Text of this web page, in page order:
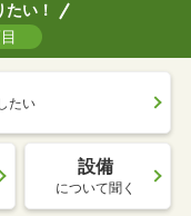
い！
たい
設備
について聞く